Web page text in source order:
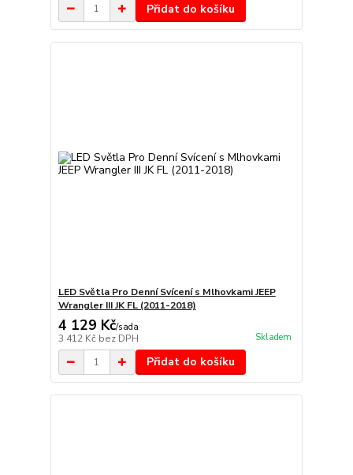
Přidat do košíku
LED Světla Pro Denní Svícení s Mlhovkami JEEP
Wrangler III JK FL (2011-2018)
4 129 Kč/sada
3 412 Kč bez DPH Skladem
Přidat do košíku